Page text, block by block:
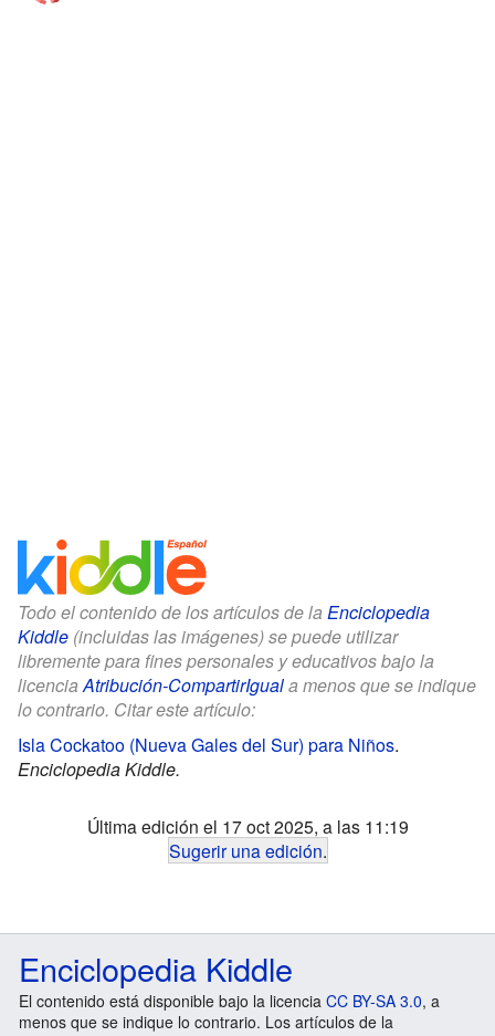
Todo el contenido de los artículos de la Enciclopedia
Kiddle (incluidas las imágenes) se puede utilizar
libremente para fines personales y educativos bajo la
licenciaAtribución-CompartirIguala menos que se indique
lo contrario. Citar este artículo:
Isla Cockatoo (Nueva Gales del Sur) para Niños.
Enciclopedia Kiddle.
Última edición el 17 oct 2025, a las 11:19
Sugerir una edición.
Enciclopedia Kiddle
El contenido está disponible bajo la licencia CC BY-SA 3.0, a
menos que se indique lo contrario. Los artículos de la